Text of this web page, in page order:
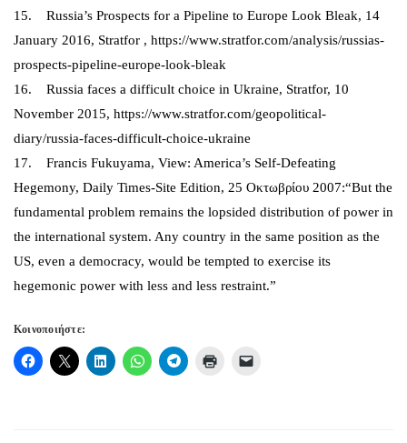
15. Russia’s Prospects for a Pipeline to Europe Look Bleak, 14
January 2016, Stratfor , https://www.stratfor.com/analysis/russias-
prospects-pipeline-europe-look-bleak
16. Russia faces a difficult choice in Ukraine, Stratfor, 10
November 2015, https://www.stratfor.com/geopolitical-
diary/russia-faces-difficult-choice-ukraine
17. Francis Fukuyama, View: America’s Self-Defeating
Hegemony, Daily Times-Site Edition, 25 Οκτωβρίου 2007:“But the
fundamental problem remains the lopsided distribution of power in
the international system. Any country in the same position as the
US, even a democracy, would be tempted to exercise its
hegemonic power with less and less restraint.”
Κοινοποιήστε: